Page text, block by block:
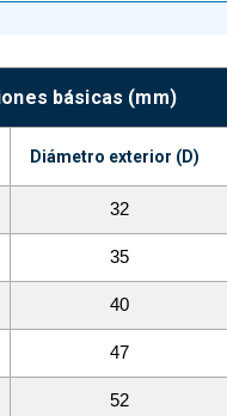
básicas (mm)
Diámetro exterior (D)
32
35
40
47
52